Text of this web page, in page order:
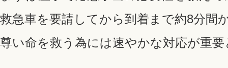
救急車を要請してから到着まで約8分間
尊い命を救う為には速やかな対応が重